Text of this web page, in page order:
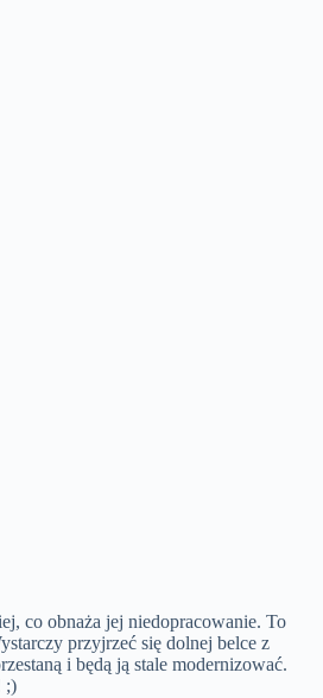
co obnaża jej niedopracowanie. To
przyjrzeć się dolnej belce z
i będą ją stale modernizować.
;)